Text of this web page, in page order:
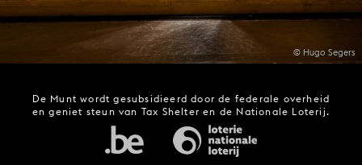
© Hugo Segers
De Munt wordt gesubsidieerd door de federale overheid
en geniet steun van Tax Shelter en de Nationale Loterij.